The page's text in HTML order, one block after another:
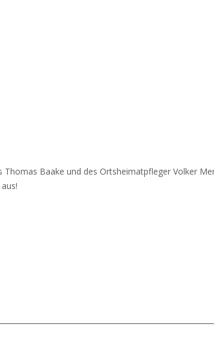
Baake und des Ortsheimatpfleger Volker